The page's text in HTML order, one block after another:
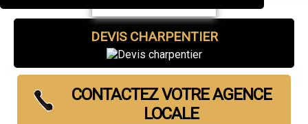
DEVIS CHARPENTIER
CONTACTEZ VOTRE AGENCE
LOCALE